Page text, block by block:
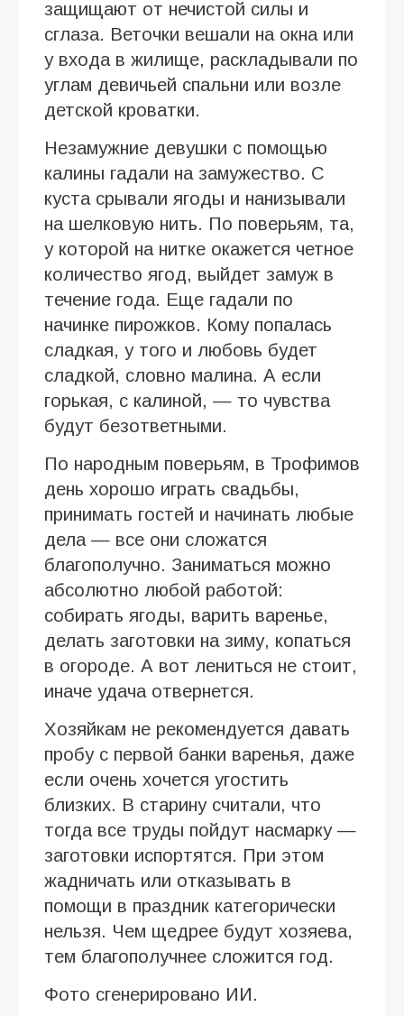
защищают от нечистой силы и
сглаза. Веточки вешали на окна или
у входа в жилище, раскладывали по
углам девичьей спальни или возле
детской кроватки.
Незамужние девушки с помощью
калины гадали на замужество. С
куста срывали ягоды и нанизывали
на шелковую нить. По поверьям, та,
у которой на нитке окажется четное
количество ягод, выйдет замуж в
течение года. Еще гадали по
начинке пирожков. Кому попалась
сладкая, у того и любовь будет
сладкой, словно малина. А если
горькая, с калиной, — то чувства
будут безответными.
По народным поверьям, в Трофимов
день хорошо играть свадьбы,
принимать гостей и начинать любые
дела — все они сложатся
благополучно. Заниматься можно
абсолютно любой работой:
собирать ягоды, варить варенье,
делать заготовки на зиму, копаться
в огороде. А вот лениться не стоит,
иначе удача отвернется.
Хозяйкам не рекомендуется давать
пробу с первой банки варенья, даже
если очень хочется угостить
близких. В старину считали, что
тогда все труды пойдут насмарку —
заготовки испортятся. При этом
жадничать или отказывать в
помощи в праздник категорически
нельзя. Чем щедрее будут хозяева,
тем благополучнее сложится год.
Фото сгенерировано ИИ.